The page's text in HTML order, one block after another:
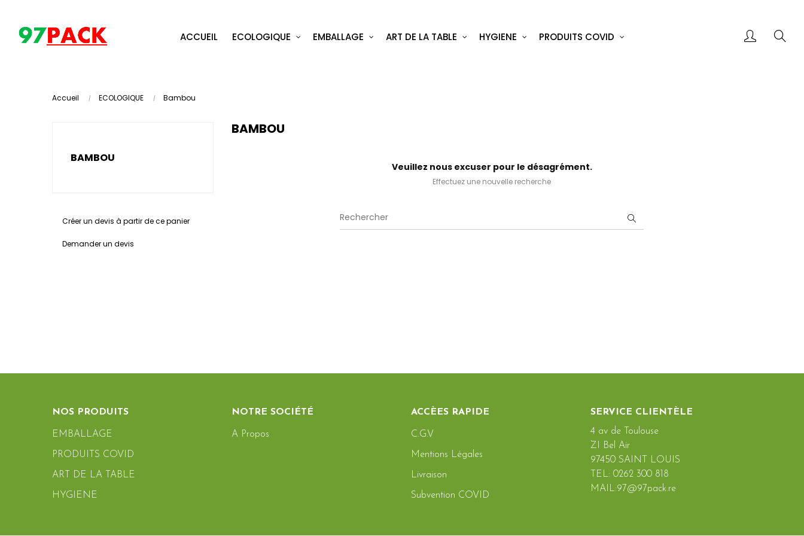
ACCUEIL ECOLOGIQUE EMBALLAGE ART DE LA TABLE HYGIENE PRODUITS COVID
Accueil ECOLOGIQUE Bambou
BAMBOU
Créer un devis à partir de ce panier
Demander un devis
BAMBOU
Veuillez nous excuser pour le désagrément.
Effectuez une nouvelle recherche
NOS PRODUITS
EMBALLAGE
PRODUITS COVID
ART DE LA TABLE
HYGIENE
NOTRE SOCIÉTÉ
A Propos
ACCÈES RAPIDE
C.G.V
Mentions Légales
Livraison
Subvention COVID
SERVICE CLIENTÈLE
4 av de Toulouse
ZI Bel Air
97450 SAINT LOUIS
TEL: 0262 300 818
MAIL:97@97pack.re